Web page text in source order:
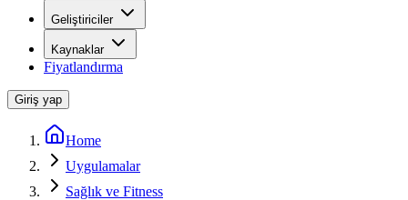
Geliştiriciler
Kaynaklar
Fiyatlandırma
Giriş yap
Home
Uygulamalar
Sağlık ve Fitness